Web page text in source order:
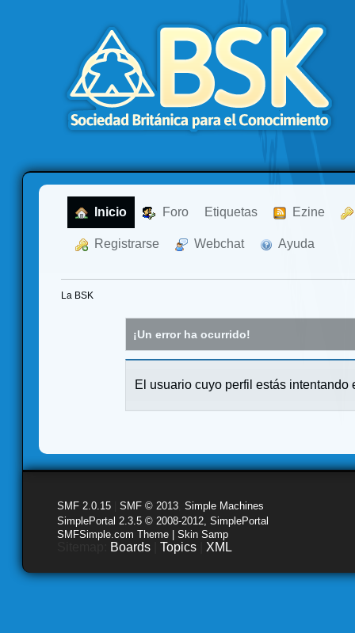
Inicio Foro Etiquetas Ezine
Registrarse Webchat Ayuda
La BSK
¡Un error ha ocurrido!
El usuario cuyo perfil estás intentando
SMF 2.0.15 SMF © 2013 Simple Machines
SimplePortal 2.3.5 © 2008-2012, SimplePortal
SMFSimple.com Theme | Skin Samp
Boards Topics XML